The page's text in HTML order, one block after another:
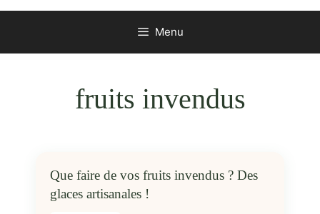
Menu
fruits invendus
Que faire de vos fruits invendus ? Des
glaces artisanales !